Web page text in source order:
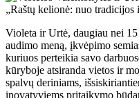
Violeta ir Urtė, daugiau nei
audimo meną, įkvėpimo
kuriuos perteikia savo
kūryboje atsiranda vietos ir
spalvų deriniams,
inovatyviems pritaikymo